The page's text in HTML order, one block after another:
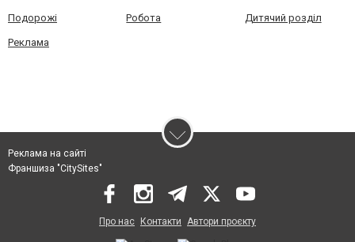
Подорожі Робота Дитячий розділ
Реклама
Реклама на сайті
Франшиза "CitySites"
Про нас Контакти Автори проєкту